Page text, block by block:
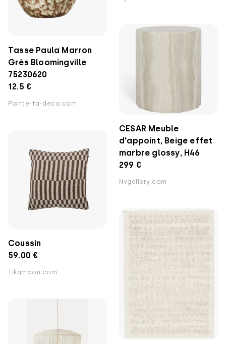
Tasse Paula Marron
Grès Bloomingville
75230620
12.5 €
Plante-ta-deco.com
CESAR Meuble
d'appoint, Beige effet
marbre glossy, H46
299 €
Nvgallery.com
Coussin
59.00 €
Tikamoon.com